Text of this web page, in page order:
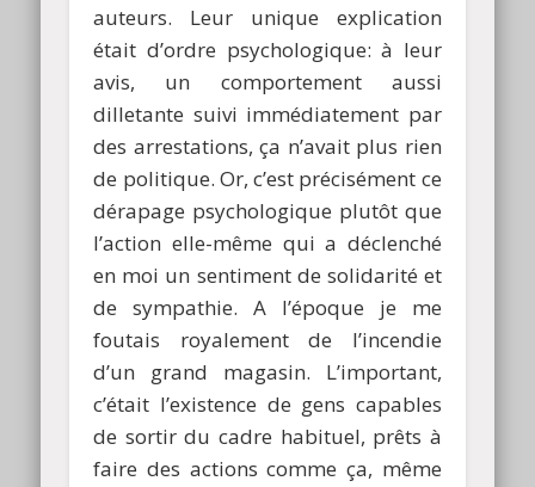
auteurs. Leur unique explication
était d’ordre psychologique: à leur
avis, un comportement aussi
dilletante suivi immédiatement par
des arrestations, ça n’avait plus rien
de politique. Or, c’est précisément ce
dérapage psychologique plutôt que
l’action elle-même qui a déclenché
en moi un sentiment de solidarité et
de sympathie. A l’époque je me
foutais royalement de l’incendie
d’un grand magasin. L’important,
c’était l’existence de gens capables
de sortir du cadre habituel, prêts à
faire des actions comme ça, même